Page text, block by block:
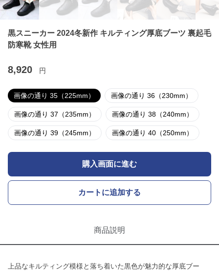
黒スニーカー 2024冬新作 キルティング厚底ブーツ 裏起毛
防寒靴 女性用
8,920 円
画像の通り 35（225mm） 画像の通り 36（230mm）
画像の通り 37（235mm） 画像の通り 38（240mm）
画像の通り 39（245mm） 画像の通り 40（250mm）
購入画面に進む
カートに追加する
商品説明
上品なキルティング模様と落ち着いた黒色が魅力的な厚底ブー